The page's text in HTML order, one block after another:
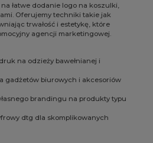
łatwe dodanie logo na koszulki,
Oferujemy techniki takie jak
trwałość i estetykę, które
agencji marketingowej.
na odzieży bawełnianej i
gadżetów biurowych i akcesoriów
brandingu na produkty typu
dtg dla skomplikowanych